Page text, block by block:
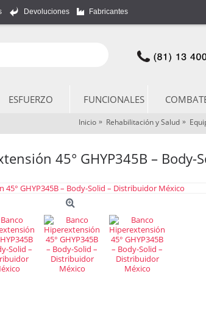
Devoluciones Fabricantes
ESFUERZO FUNCIONALES
Inicio Rehabilitación y Salud
45° GHYP345B –